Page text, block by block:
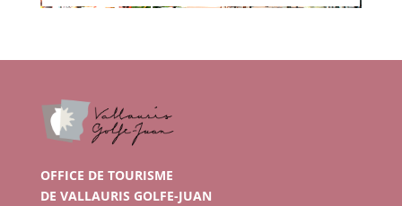
OFFICE DE TOURISME
DE VALLAURIS GOLFE-JUAN